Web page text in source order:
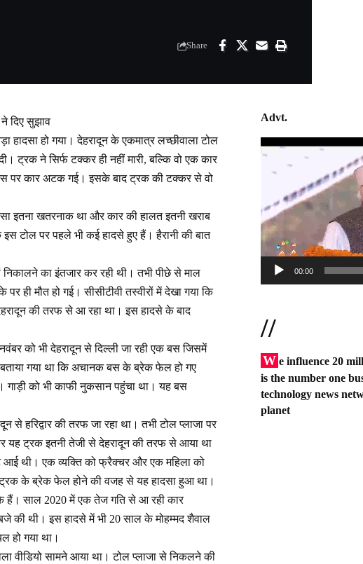
Share
दिए सुझाव
हादसा हो गया। देहरादून के एकमात्र लच्छीवाला टोल
ट्रक ने सिर्फ टक्कर ही नहीं मारी, बल्कि वो एक कार
पर कार अटक गई। इसके बाद ट्रक की टक्कर से वो
इतना खतरनाक था और कार की हालत इतनी खराब
टोल पर पहले भी कई हादसे हुए हैं। हैरानी की बात
का इंतजार कर रही थी। तभी पीछे से माल
ही मौत हो गई। सीसीटीवी तस्वीरों में देखा गया कि
की तरफ से आ रहा था। इस हादसे के बाद
को भी देहरादून से दिल्ली जा रही एक बस जिसमें
बताया गया था कि अचानक बस के ब्रेक फेल हो गए
गाड़ी को भी काफी नुकसान पहुंचा था। यह बस
हरिद्वार की तरफ जा रहा था। तभी टोल प्लाजा पर
यह ट्रक इतनी तेजी से देहरादून की तरफ से आया था
आई थी। एक व्यक्ति को फ्रैक्चर और एक महिला को
ट्रक के ब्रेक फेल होने की वजह से यह हादसा हुआ था।
हैं। साल 2020 में एक तेज गति से आ रही कार
की थी। इस हादसे में भी 20 साल के मोहम्मद शैवाल
हो गया था।
वीडियो सामने आया था। टोल प्लाजा से निकलने की
Advt.
Video
00:00
//
W e influence 20
is the number one
technology news
planet